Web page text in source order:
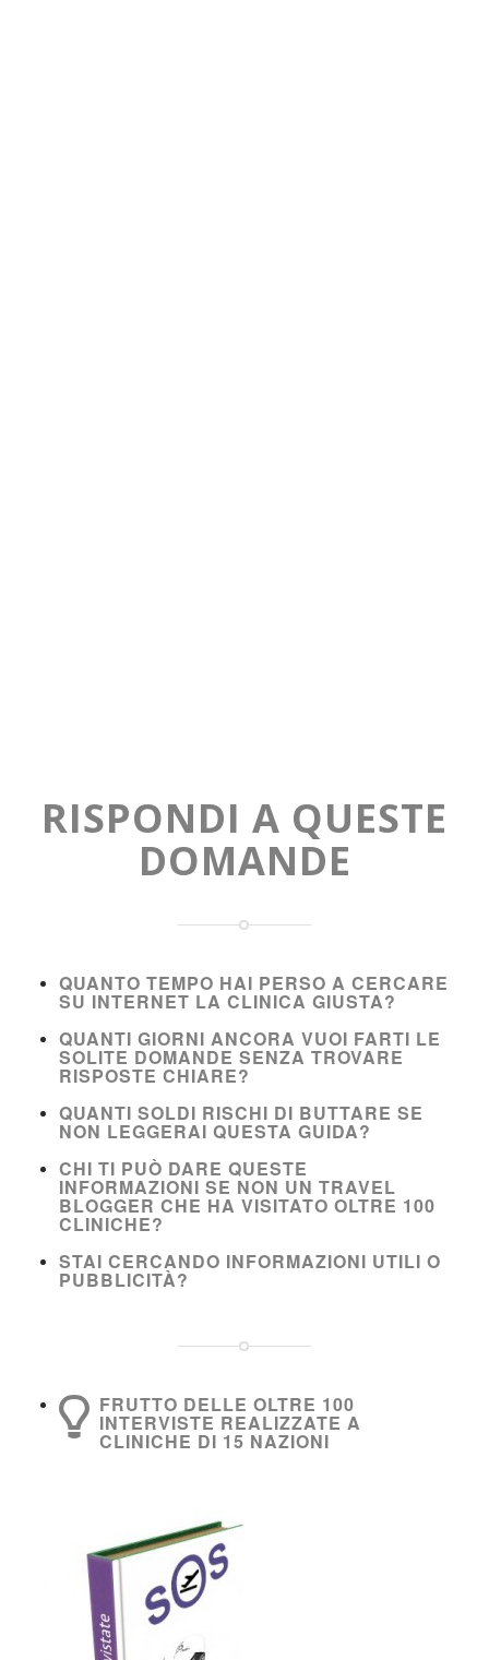
RISPONDI A QUESTE
DOMANDE
QUANTO TEMPO HAI PERSO A CERCARE
SU INTERNET LA CLINICA GIUSTA?
QUANTI GIORNI ANCORA VUOI FARTI LE
SOLITE DOMANDE SENZA TROVARE
RISPOSTE CHIARE?
QUANTI SOLDI RISCHI DI BUTTARE SE
NON LEGGERAI QUESTA GUIDA?
CHI TI PUÒ DARE QUESTE
INFORMAZIONI SE NON UN TRAVEL
BLOGGER CHE HA VISITATO OLTRE 100
CLINICHE?
STAI CERCANDO INFORMAZIONI UTILI O
PUBBLICITÀ?
FRUTTO DELLE OLTRE 100
INTERVISTE REALIZZATE A
CLINICHE DI 15 NAZIONI